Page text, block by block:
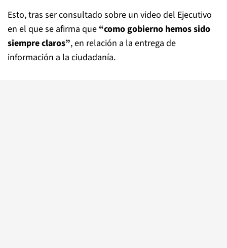
Esto, tras ser consultado sobre un video del Ejecutivo
en el que se afirma que “como gobierno hemos sido
siempre claros”, en relación a la entrega de
información a la ciudadanía.